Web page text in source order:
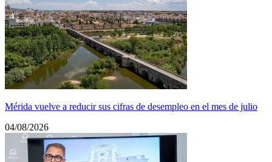
Mérida vuelve a reducir sus cifras de desempleo en el mes de julio
04/08/2026